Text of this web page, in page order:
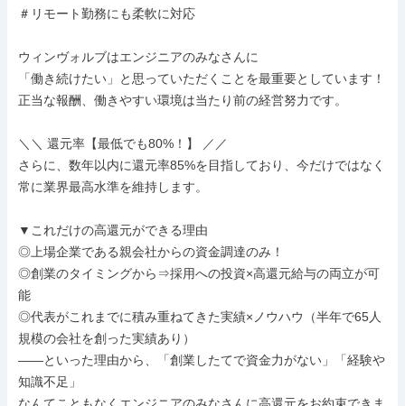
＃リモート勤務にも柔軟に対応
ウィンヴォルブはエンジニアのみなさんに
「働き続けたい」と思っていただくことを最重要としています！
正当な報酬、働きやすい環境は当たり前の経営努力です。
＼＼ 還元率【最低でも80%！】 ／／
さらに、数年以内に還元率85%を目指しており、今だけではなく
常に業界最高水準を維持します。
▼これだけの高還元ができる理由
◎上場企業である親会社からの資金調達のみ！
◎創業のタイミングから⇒採用への投資×高還元給与の両立が可
能
◎代表がこれまでに積み重ねてきた実績×ノウハウ（半年で65人
規模の会社を創った実績あり）
――といった理由から、「創業したてで資金力がない」「経験や
知識不足」